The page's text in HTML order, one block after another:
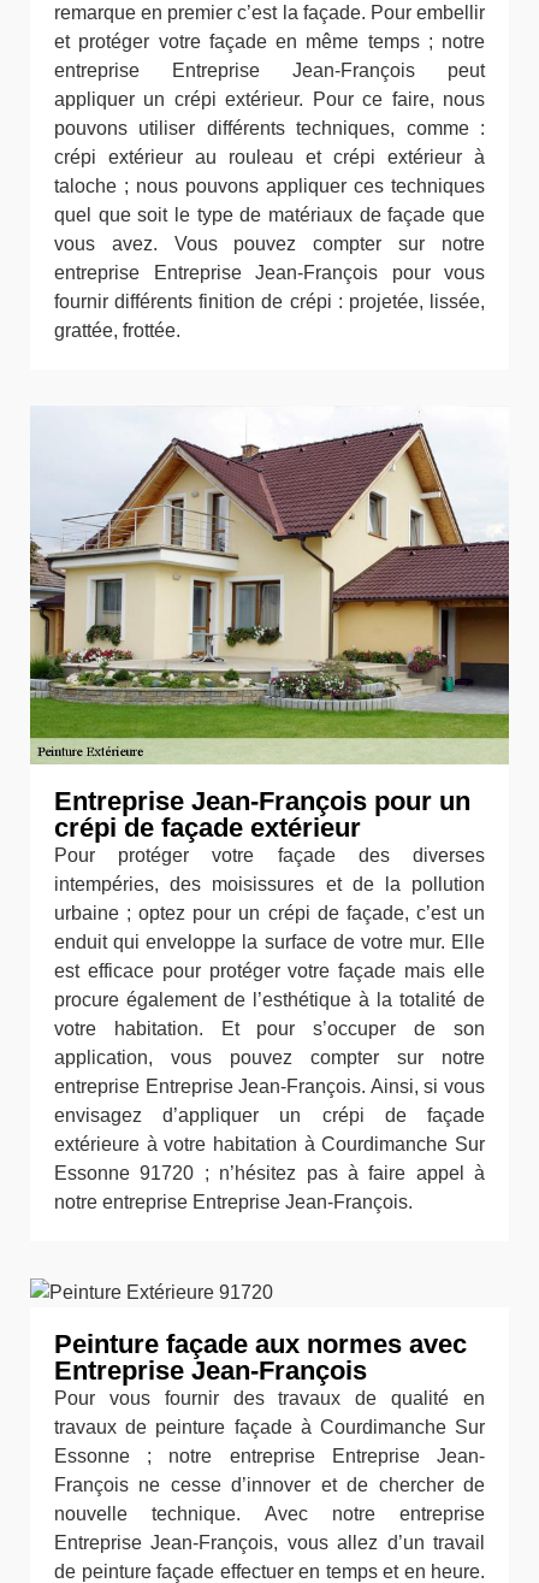
remarque en premier c’est la façade. Pour embellir
et protéger votre façade en même temps ; notre
entreprise Entreprise Jean-François peut
appliquer un crépi extérieur. Pour ce faire, nous
pouvons utiliser différents techniques, comme :
crépi extérieur au rouleau et crépi extérieur à
taloche ; nous pouvons appliquer ces techniques
quel que soit le type de matériaux de façade que
vous avez. Vous pouvez compter sur notre
entreprise Entreprise Jean-François pour vous
fournir différents finition de crépi : projetée, lissée,
grattée, frottée.
Entreprise Jean-François pour un
crépi de façade extérieur
Pour protéger votre façade des diverses
intempéries, des moisissures et de la pollution
urbaine ; optez pour un crépi de façade, c’est un
enduit qui enveloppe la surface de votre mur. Elle
est efficace pour protéger votre façade mais elle
procure également de l’esthétique à la totalité de
votre habitation. Et pour s’occuper de son
application, vous pouvez compter sur notre
entreprise Entreprise Jean-François. Ainsi, si vous
envisagez d’appliquer un crépi de façade
extérieure à votre habitation à Courdimanche Sur
Essonne 91720 ; n’hésitez pas à faire appel à
notre entreprise Entreprise Jean-François.
Peinture façade aux normes avec
Entreprise Jean-François
Pour vous fournir des travaux de qualité en
travaux de peinture façade à Courdimanche Sur
Essonne ; notre entreprise Entreprise Jean-
François ne cesse d’innover et de chercher de
nouvelle technique. Avec notre entreprise
Entreprise Jean-François, vous allez d’un travail
de peinture façade effectuer en temps et en heure.